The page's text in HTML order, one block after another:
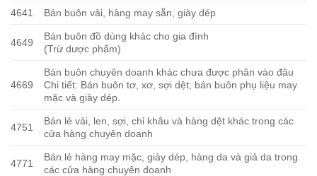
4641 Bán buôn vải, hàng may sẵn, giày dép
4649
Bán buôn đồ dùng khác cho gia đình
(Trừ dược phẩm)
4669
Bán buôn chuyên doanh khác chưa được phân vào đâu
Chi tiết: Bán buôn tơ, xơ, sợi dệt; bán buôn phụ liệu may
mặc và giày dép.
4751
Bán lẻ vải, len, sợi, chỉ khâu và hàng dệt khác trong các
cửa hàng chuyên doanh
4771
Bán lẻ hàng may mặc, giày dép, hàng da và giả da trong
các cửa hàng chuyên doanh